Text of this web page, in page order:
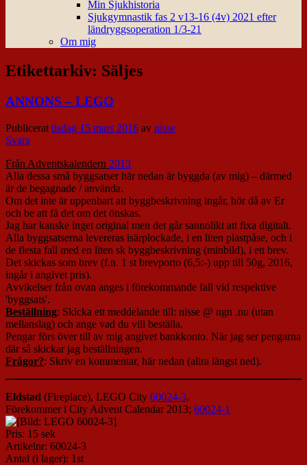
Min Sjukhistoria
Sjukgymnastik fas 2 v13-16 (4v) 2021 efter
ländryggsoperation 1/3-21
Om mig
Etikettarkiv: Säljes
ANNONS – LEGO
Publicerat tisdag 15 mars 2016 av nisse
Svara
Från Adventskalendern 2013
Alla dessa små byggsatser här nedan är byggda (av mig) – därmed
är de begagnade / använda.
Om det inte är uppenbart att byggbeskrivning ingår, hör då av Er
och be att få det om det önskas.
Jag har kanske inget original men det går sannolikt att fixa digitalt.
Alla byggsatserna levereras isärplockade, i en liten plastpåse, och i
de flesta fall med en liten sk byggbeskrivning (minbild), i ett brev.
Det skickas som brev (f.n. 1 st brevporto (6,5:-) upp till 50g, 2016,
ingår i angivet pris).
Avvikelser från ovan anges i förekommande fall vid respektive
'byggsats'.
Beställning: Skicka ett meddelande till: nisse @ ngn .nu (utan
mellanslag) och ange vad du vill beställa.
Pengar förs över till av mig angivet bankkonto. När jag ser pengarna
där så skickar jag beställningen.
Frågor?: Skriv en kommentar, här nedan (allra längst ned).
Eldstad (Fireplace), LEGO City 60024-3.
Förekommer i City Advent Calendar 2013; 60024-1
Pris: 15 sek
Artikelnr: 60024-3
Antal (i lager): 1st